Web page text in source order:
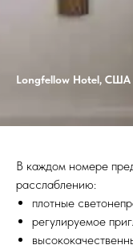
Longfellow Hotel, США
В каждом номере
расслаблению:
плотные
регулируемое